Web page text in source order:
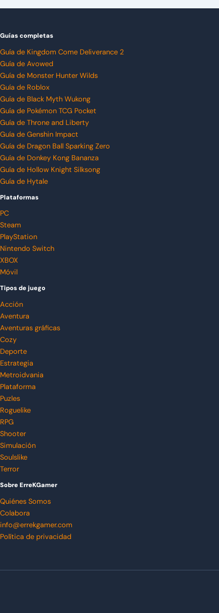
Guías completas
Guía de Kingdom Come Deliverance 2
Guía de Avowed
Guía de Monster Hunter Wilds
Guía de Roblox
Guía de Black Myth Wukong
Guía de Pokémon TCG Pocket
Guía de Throne and Liberty
Guía de Genshin Impact
Guía de Dragon Ball Sparking Zero
Guía de Donkey Kong Bananza
Guía de Hollow Knight Silksong
Guía de Hytale
Plataformas
PC
Steam
PlayStation
Nintendo Switch
XBOX
Móvil
Tipos de juego
Acción
Aventura
Aventuras gráficas
Cozy
Deporte
Estrategia
Metroidvania
Plataforma
Puzles
Roguelike
RPG
Shooter
Simulación
Soulslike
Terror
Sobre ErreKGamer
Quiénes Somos
Colabora
info@errekgamer.com
Política de privacidad